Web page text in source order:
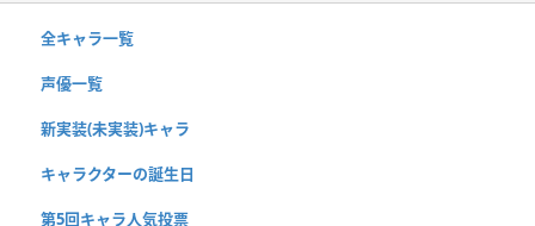
全キャラ一覧
声優一覧
新実装(未実装)キャラ
キャラクターの誕生日
第5回キャラ人気投票